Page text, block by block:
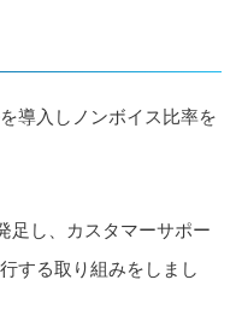
導入しノンボイス比率を
足し、カスタマーサポー
する取り組みをしまし